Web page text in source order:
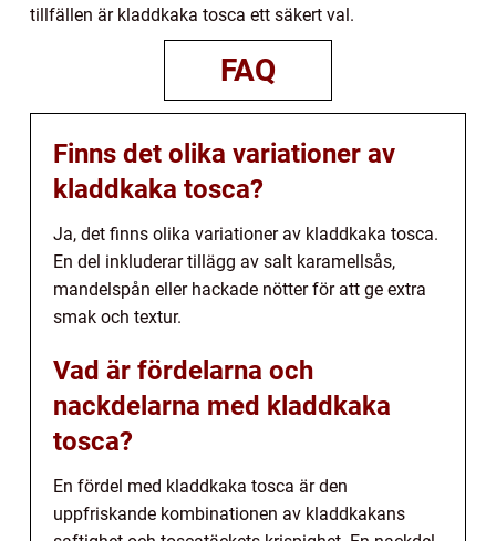
tillfällen är kladdkaka tosca ett säkert val.
FAQ
Finns det olika variationer av
kladdkaka tosca?
Ja, det finns olika variationer av kladdkaka tosca.
En del inkluderar tillägg av salt karamellsås,
mandelspån eller hackade nötter för att ge extra
smak och textur.
Vad är fördelarna och
nackdelarna med kladdkaka
tosca?
En fördel med kladdkaka tosca är den
uppfriskande kombinationen av kladdkakans